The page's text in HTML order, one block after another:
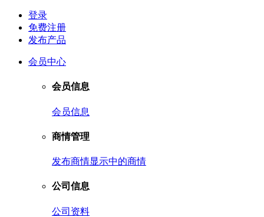
登录
免费注册
发布产品
会员中心
会员信息
会员信息
商情管理
发布商情显示中的商情
公司信息
公司资料